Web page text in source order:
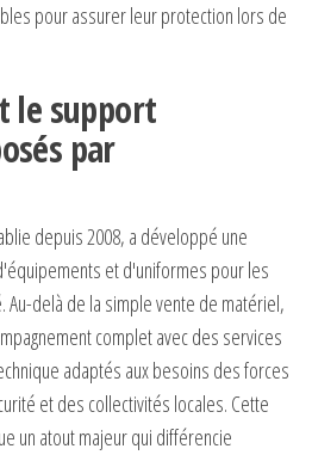
pour assurer leur protection lors de
le support
par
depuis 2008, a développé une
et d'uniformes pour les
delà de la simple vente de matériel,
complet avec des services
adaptés aux besoins des forces
et des collectivités locales. Cette
un atout majeur qui différencie